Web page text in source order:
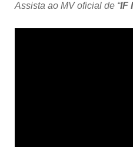
Assista ao MV oficial de “IF I